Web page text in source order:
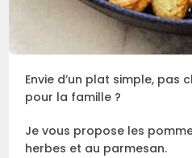
Envie d’un plat simple, pas
pour la famille ?
Je vous propose les
herbes et au parmesan.